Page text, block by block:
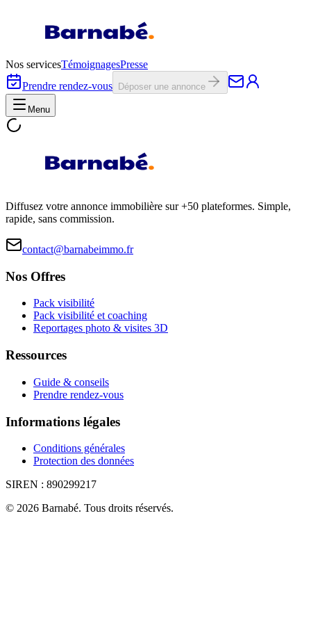
Nos servicesTémoignagesPresse
Prendre rendez-vous
Déposer une annonce
Menu
Diffusez votre annonce immobilière sur +50 plateformes. Simple,
rapide, sans commission.
contact@barnabeimmo.fr
Nos Offres
Pack visibilité
Pack visibilité et coaching
Reportages photo & visites 3D
Ressources
Guide & conseils
Prendre rendez-vous
Informations légales
Conditions générales
Protection des données
SIREN : 890299217
© 2026 Barnabé. Tous droits réservés.